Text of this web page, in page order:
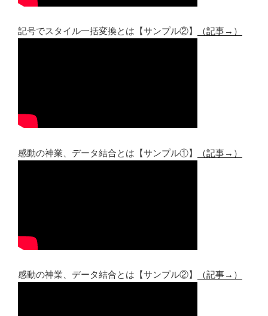
記号でスタイル一括変換とは【サンプル②】 （記事→）
感動の神業、データ結合とは【サンプル①】 （記事→）
感動の神業、データ結合とは【サンプル②】 （記事→）